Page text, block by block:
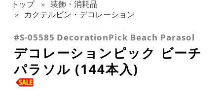
トップ
装飾・消耗品
カクテルピン・デコレーション
#S-05585 DecorationPick Beach Parasol
デコレーションピック ビーチ
パラソル (144本入)